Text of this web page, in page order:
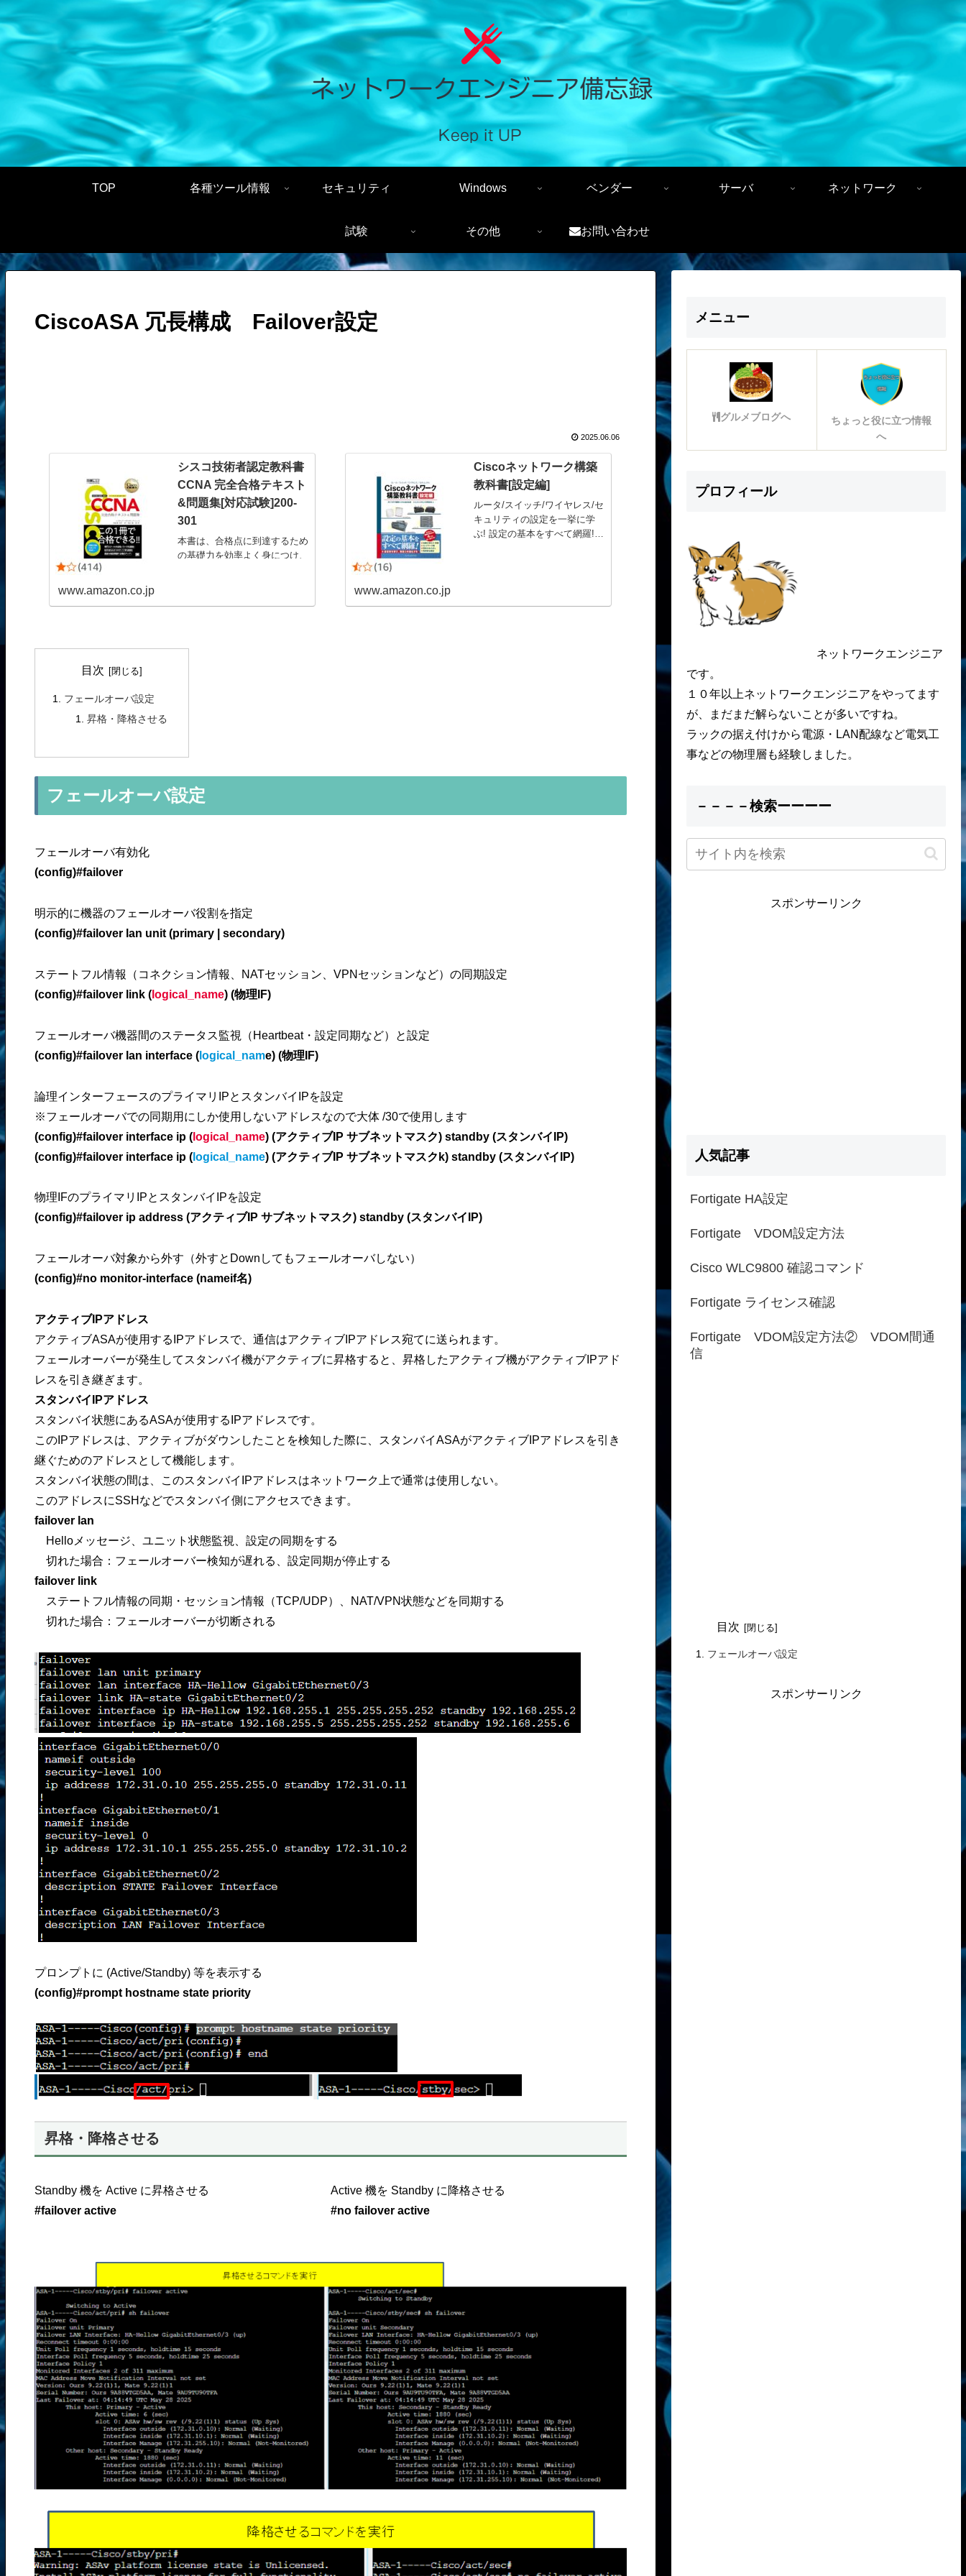
TOP 各種ツール情報 セキュリティ Windows ベンダー サーバ ネットワーク
試験 その他 お問い合わせ
CiscoASA 冗長構成 Failover設定
2025.06.06
シスコ技術者認定教科書
CCNA 完全合格テキスト
&問題集[対応試験]200-
301
本書は、合格点に到達するため
の基礎力を効率よく身につけ、
www.amazon.co.jp
Ciscoネットワーク構築
教科書[設定編]
ルータ/スイッチ/ワイヤレス/セ
キュリティの設定を一挙に学
ぶ! 設定の基本をすべて網羅!
とができます。 中小ネットワ
www.amazon.co.jp
目次
フェールオーバ設定
昇格・降格させる
フェールオーバ設定
フェールオーバ有効化
(config)#failover
明示的に機器のフェールオーバ役割を指定
(config)#failover lan unit (primary | secondary)
ステートフル情報（コネクション情報、NATセッション、VPNセッションなど）の同期設定
(config)#failover link (logical_name) (物理IF)
フェールオーバ機器間のステータス監視（Heartbeat・設定同期など）と設定
(config)#failover lan interface (logical_name) (物理IF)
論理インターフェースのプライマリIPとスタンバイIPを設定
※フェールオーバでの同期用にしか使用しないアドレスなので大体 /30で使用します
(config)#failover interface ip (logical_name) (アクティブIP サブネットマスク) standby (スタンバイIP)
(config)#failover interface ip (logical_name) (アクティブIP サブネットマスク k) standby (スタンバイIP)
物理IFのプライマリIPとスタンバイIPを設定
(config)#failover ip address (アクティブIP サブネットマスク) standby (スタンバイIP)
フェールオーバ対象から外す（外すとDownしてもフェールオーバしない）
(config)#no monitor-interface (nameif名)
アクティブIPアドレス
アクティブASAが使用するIPアドレスで、通信はアクティブIPアドレス宛てに送られます。
フェールオーバーが発生してスタンバイ機がアクティブに昇格すると、昇格したアクティブ機がアクティブIPアド
レスを引き継ぎます。
スタンバイIPアドレス
スタンバイ状態にあるASAが使用するIPアドレスです。
このIPアドレスは、アクティブがダウンしたことを検知した際に、スタンバイASAがアクティブIPアドレスを引き
継ぐためのアドレスとして機能します。
スタンバイ状態の間は、このスタンバイIPアドレスはネットワーク上で通常は使用しない。
このアドレスにSSHなどでスタンバイ側にアクセスできます。
failover lan
Helloメッセージ、ユニット状態監視、設定の同期をする
切れた場合：フェールオーバー検知が遅れる、設定同期が停止する
failover link
ステートフル情報の同期・セッション情報（TCP/UDP）、NAT/VPN状態などを同期する
切れた場合：フェールオーバーが切断される
プロンプトに (Active/Standby) 等を表示する
(config)#prompt hostname state priority
昇格・降格させる
Standby 機を Active に昇格させる
#failover active
Active 機を Standby に降格させる
#no failover active
メニュー
グルメブログへ
ちょっと役に立つ情報
へ
プロフィール
ネットワークエンジニア
です。
１０年以上ネットワークエンジニアをやってます
が、まだまだ解らないことが多いですね。
ラックの据え付けから電源・LAN配線など電気工
事などの物理層も経験しました。
－－－－検索ーーーー
スポンサーリンク
人気記事
Fortigate HA設定
Fortigate VDOM設定方法
Cisco WLC9800 確認コマンド
Fortigate ライセンス確認
Fortigate VDOM設定方法② VDOM間通
信
目次
フェールオーバ設定
スポンサーリンク